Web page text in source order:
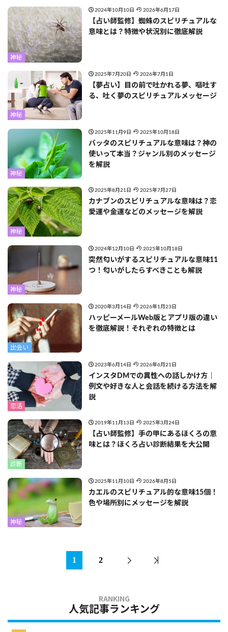
神秘
2024年10月10日 2026年6月17日
【占い師監修】蜘蛛のスピリチュアルな
意味とは？特徴や状況別に徹底解説
神秘
2025年7月20日 2026年7月1日
【夢占い】目の前で吐かれる夢、嘔吐す
る、吐く夢のスピリチュアルメッセージ
神秘
2025年11月9日 2025年10月18日
バッタのスピリチュアルな意味は？神の
使いって本当？ジャンル別のメッセージ
を解説
神秘
2025年8月21日 2025年7月27日
カナブンのスピリチュアルな意味は？恋
愛運や金運などのメッセージを解説
神秘
2024年12月10日 2025年10月18日
突然匂いがするスピリチュアルな意味11
つ！匂いがしたらすべきことも解説
出会い
2020年3月14日 2026年1月23日
ハッピーメールWeb版とアプリ版の違い
を徹底解説！それぞれの特徴とは
恋活
2023年6月14日 2026年6月21日
インスタDMでの異性への話しかけ方｜
例文や好きな人と会話を続ける方法を解
説
診断
2019年11月13日 2025年3月24日
【占い師監修】手の甲にあるほくろの意
味とは？ほくろ占い診断結果を大公開
神秘
2025年11月10日 2026年8月5日
カエルのスピリチュアル的な意味15個！
色や場所別にメッセージを解説
1 2
人気記事ランキング